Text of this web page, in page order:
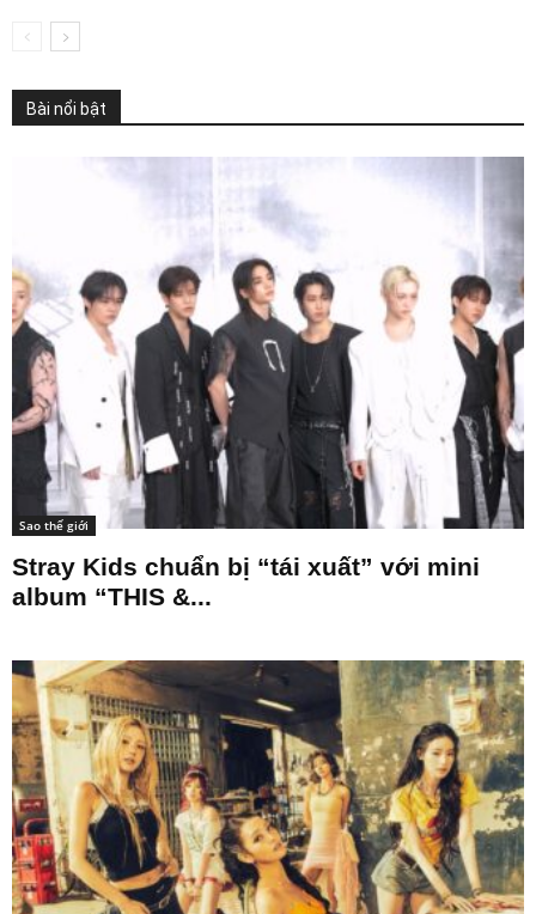
Bài nổi bật
Sao thế giới
Stray Kids chuẩn bị “tái xuất” với mini
album “THIS &...